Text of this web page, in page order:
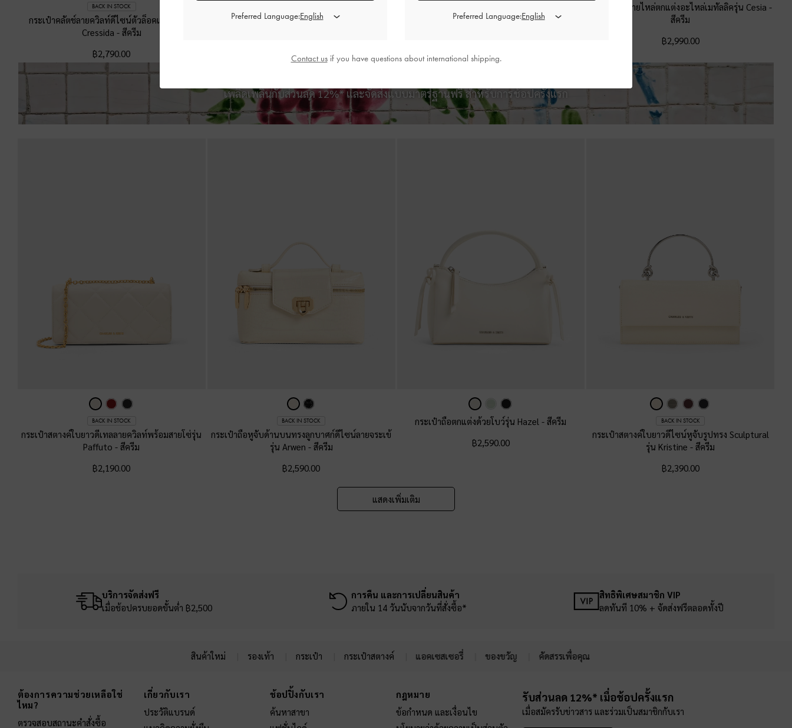
BACK IN STOCK
กระเป๋าคลัตช์ลายควิลท์ดีไซน์ตัวล็อคแบบกดรุ่น
Cressida - สีครีม
฿2,790.00
กระเป๋าถือดีไซน์ควิลท์พร้อมหูจับด้านบนรุ่น
฿2,990.00
กระเป๋าถือประดับเข็มขัดรุ่น Arlet-สีครีม
กระเป๋าสะพายไหล่ตกแต่งอะไหล่เมทัลลิครุ่น Cesia -
สีครีม
฿2,990.00
เพลิดเพลินกับส่วนลด 12%* และจัดส่งแบบมาตรฐานฟรี สำหรับการช้อปครั้งแรก
BACK IN STOCK
กระเป๋าสตางค์ใบยาวดีเทลลายควิลท์พร้อมสายโซ่รุ่น
Paffuto-สีครีม
฿2,190.00
BACK IN STOCK
กระเป๋าถือหูจับด้านบนทรงลูกบาศก์ดีไซน์ลายจระเข้
รุ่น Arwen - สีครีม
฿2,590.00
กระเป๋าถือตกแต่งด้วยโบว์รุ่น Hazel-สีครีม
฿2,590.00
BACK IN STOCK
กระเป๋าสตางค์ใบยาวดีไซน์หูจับรูปทรง Sculptural
รุ่น Kristine-สีครีม
฿2,390.00
แสดงเพิ่มเติม
บริการจัดส่งฟรี
เมื่อช้อปครบยอดขั้นต่ำ ฿2,500
การคืน และการเปลี่ยนสินค้า
ภายใน 14 วันนับจากวันที่สั่งซื้อ*
สิทธิพิเศษสมาชิก VIP
ลดทันที 10% + จัดส่งฟรีตลอดทั้งปี
สินค้าใหม่ รองเท้า กระเป๋า กระเป๋าสตางค์ แอคเซสเซอรี่ ของขวัญ คัดสรรเพื่อคุณ
ต้องการความช่วยเหลือใช่
ไหม?
ตรวจสอบสถานะคำสั่งซื้อ
เกี่ยวกับเรา
ประวัติแบรนด์
ช้อปปิ้งกับเรา
ค้นหาสาขา
กฎหมาย
ข้อกำหนด และเงื่อนไข
รับส่วนลด 12%* เมื่อช้อปครั้งแรก
เมื่อสมัครรับข่าวสาร และร่วมเป็นสมาชิกกับเรา
Preferred Language: Preferred Language:
Contact usif you have questions about international shipping.